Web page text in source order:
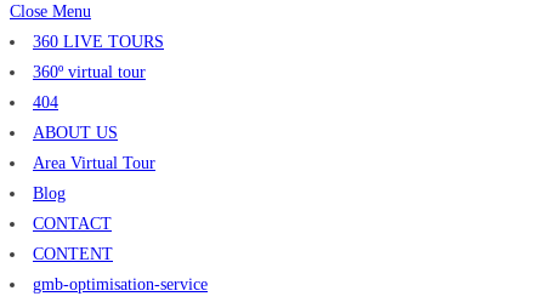
Close Menu
360 LIVE TOURS
360º virtual tour
404
ABOUT US
Area Virtual Tour
Blog
CONTACT
CONTENT
gmb-optimisation-service